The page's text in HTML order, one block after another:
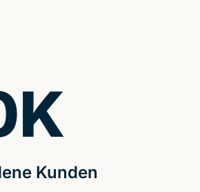
Kunden
K